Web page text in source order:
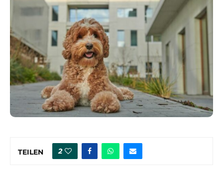
TEILEN 2